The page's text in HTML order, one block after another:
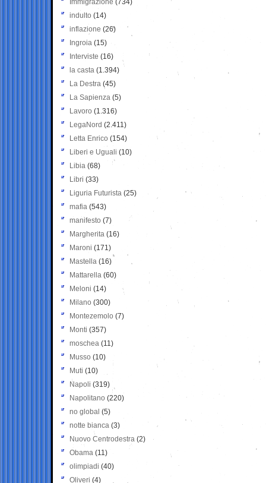
Immigrazione (734)
indulto (14)
inflazione (26)
Ingroia (15)
Interviste (16)
la casta (1.394)
La Destra (45)
La Sapienza (5)
Lavoro (1.316)
LegaNord (2.411)
Letta Enrico (154)
Liberi e Uguali (10)
Libia (68)
Libri (33)
Liguria Futurista (25)
mafia (543)
manifesto (7)
Margherita (16)
Maroni (171)
Mastella (16)
Mattarella (60)
Meloni (14)
Milano (300)
Montezemolo (7)
Monti (357)
moschea (11)
Musso (10)
Muti (10)
Napoli (319)
Napolitano (220)
no global (5)
notte bianca (3)
Nuovo Centrodestra (2)
Obama (11)
olimpiadi (40)
Oliveri (4)